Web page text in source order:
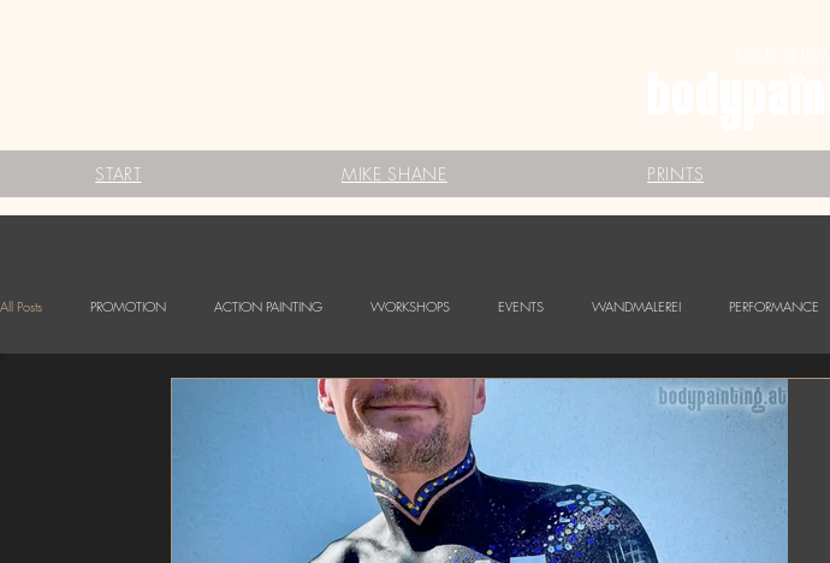
START MIKE SHANE PRINTS
All Posts PROMOTION ACTION PAINTING WORKSHOPS EVENTS WANDMALEREI PERFORMANCE
LOGO BODYPAINTING